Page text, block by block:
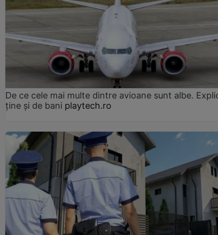
De ce cele mai multe dintre avioane sunt albe.
ține și de bani playtech.ro